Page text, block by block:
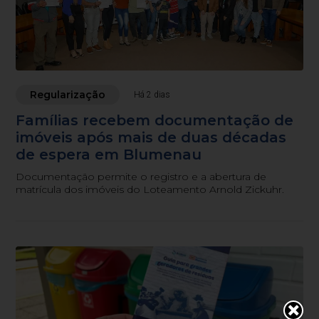
Regularização Há 2 dias
Famílias recebem documentação de
imóveis após mais de duas décadas
de espera em Blumenau
Documentação permite o registro e a abertura de
matrícula dos imóveis do Loteamento Arnold Zickuhr.